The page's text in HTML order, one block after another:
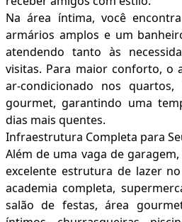
Na área íntima, você
armários amplos e um
atendendo tanto às
visitas. Para maior conforto, o
ar-condicionado nos
gourmet, garantindo uma
dias mais quentes.
Infraestrutura Completa para
Além de uma vaga de
excelente estrutura de lazer
academia completa,
salão de festas, área